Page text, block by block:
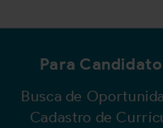
Para
Busca de
Cadastro de